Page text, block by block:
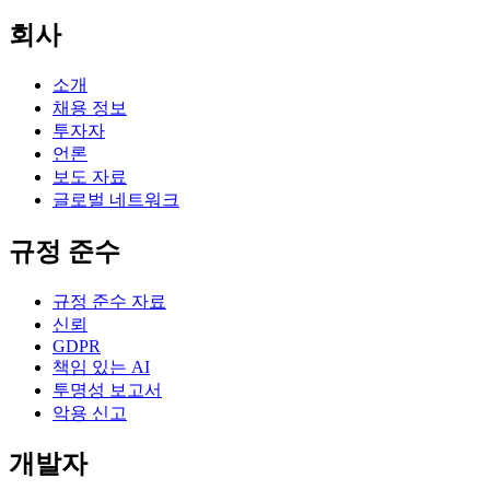
회사
소개
채용 정보
투자자
언론
보도 자료
글로벌 네트워크
규정 준수
규정 준수 자료
신뢰
GDPR
책임 있는 AI
투명성 보고서
악용 신고
개발자